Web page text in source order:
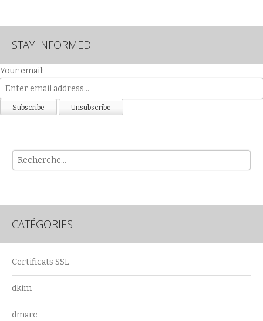
STAY INFORMED!
Your email:
Rech
CATÉGORIES
Certificats SSL
dkim
dmarc